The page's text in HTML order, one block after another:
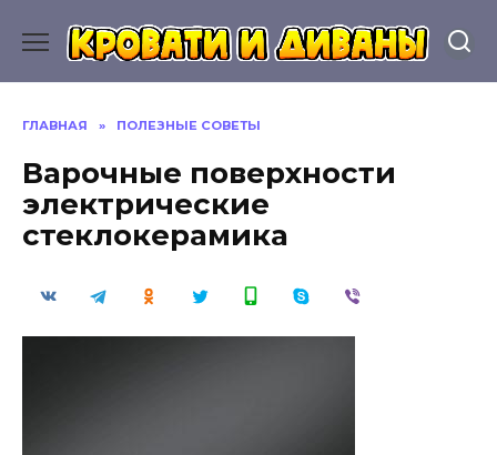
содержанию
ГЛАВНАЯ » ПОЛЕЗНЫЕ СОВЕТЫ
Варочные поверхности
электрические
стеклокерамика